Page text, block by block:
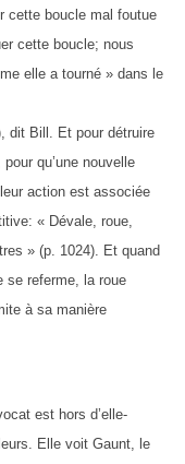
cette boucle mal foutue
cette boucle; nous
elle a tourné » dans le
dit Bill. Et pour détruire
qu’une nouvelle
action est associée
« Dévale, roue,
» (p. 1024). Et quand
se referme, la roue
à sa manière
est hors d’elle-
Elle voit Gaunt, le